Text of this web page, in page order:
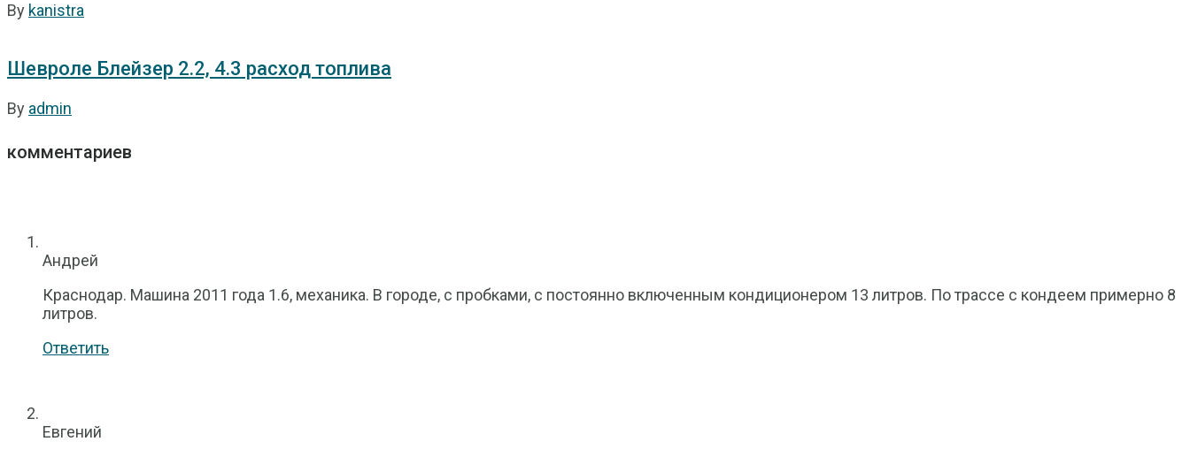
By kanistra
Шевроле Блейзер 2.2, 4.3 расход топлива
By admin
комментариев
Андрей
Краснодар. Машина 2011 года 1.6, механика. В городе, с пробками, с постоянно включенным кондиционером 13 литров. По трассе с кондеем примерно 8
литров.
Ответить
Евгений